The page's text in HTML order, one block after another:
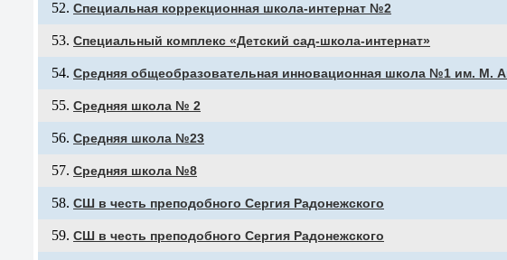
Специальная коррекционная школа-интернат №2
Специальный комплекс «Детский сад-школа-интернат»
Средняя общеобразовательная инновационная школа №1 им. М.
Средняя школа № 2
Средняя школа №23
Средняя школа №8
СШ в честь преподобного Сергия Радонежского
СШ в честь преподобного Сергия Радонежского